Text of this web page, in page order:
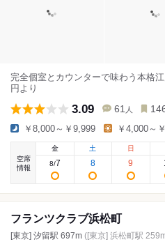
完全個室とカウンターで味わう本格
円より
3.09 61 人
￥8,000～￥9,999 ￥4,000～
空席
情報
金
8/7
土
8
日
9
フランツクラブ浜松町
[東京] 汐留駅 697m ([東京] 浜松町駅